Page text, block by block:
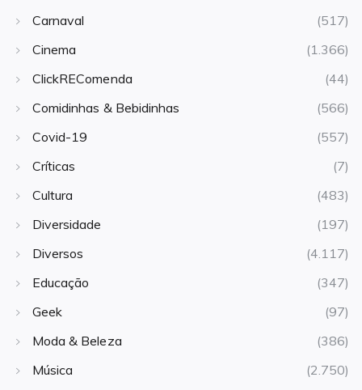
Carnaval
(517)
Cinema
(1.366)
ClickREComenda
(44)
Comidinhas & Bebidinhas
(566)
Covid-19
(557)
Críticas
(7)
Cultura
(483)
Diversidade
(197)
Diversos
(4.117)
Educação
(347)
Geek
(97)
Moda & Beleza
(386)
Música
(2.750)